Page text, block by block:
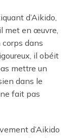
d’Aikido,
met en œuvre,
dans
il obéit
mettre un
dans le
ne fait pas
d’Aikido